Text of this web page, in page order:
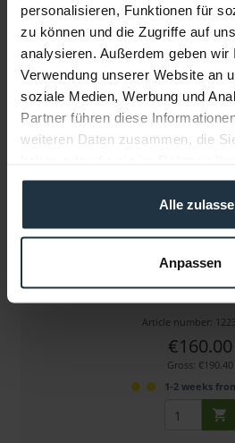
personalisieren, Funktionen für
zu können und die Zugriffe auf
analysieren. Außerdem geben
Verwendung unserer Website an
soziale Medien, Werbung und
Partner führen diese
weiteren Daten zusammen, die
gesammelt haben.
Alle
Anpassen
Folgende Infos zum Hersteller
More articles from +++ ABC
ABC Kurvenschienen
1/16 Vollkreis, Radius
Article number:
€160.00
Gross: €190.40
1-2 weeks